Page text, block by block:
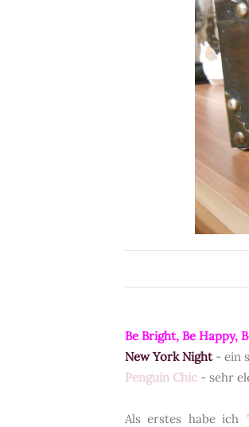
Be Bright, Be Happy,
New York Night- ein
Penguin Chic - sehr
Als erstes habe ich